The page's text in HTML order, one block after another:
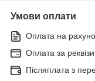
Умови оплати
Оплата на
Оплата за
Післяплата з